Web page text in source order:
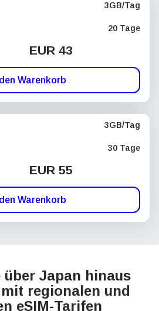
3GB/Tag
20 Tage
EUR 43
den Warenkorb
3GB/Tag
30 Tage
EUR 55
den Warenkorb
über Japan hinaus
regionalen und
eSIM-Tarifen